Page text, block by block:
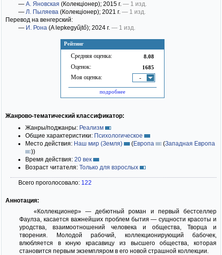
Рейтинг
Средняя оценка: 8.08
Оценок: 1685
Моя оценка: -
подробнее
— А. Яновская (Колекціонер); 2015 г. — 1 изд.
— Л. Пыляева (Колекціонер); 2021 г. — 1 изд.
Перевод на венгерский:
— И. Рона (A lepkegyűjtő); 2024 г. — 1 изд.
Жанрово-тематический классификатор:
Жанры/поджанры: Реализм
Общие характеристики: Психологическое
Место действия: Наш мир (Земля) (Европа (Западная Европа
))
Время действия: 20 век
Возраст читателя: Только для взрослых
Всего проголосовало: 122
Аннотация:
«Коллекционер» — дебютный роман и первый бестселлер
Фаулза, касается важнейших проблем бытия — сущности красоты и
уродства, взаимоотношений человека и общества, Творца и
творения. Молодой рабочий, коллекционирующий бабочек,
влюбляется в юную красавицу из высшего общества, которая
становится первым экземпляром в его новой страшной коллекции.